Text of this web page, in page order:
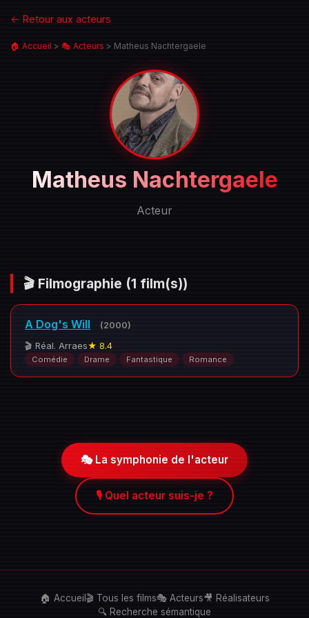
← Retour aux acteurs
🏠 Accueil > 🎭 Acteurs > Matheus Nachtergaele
Portrait
de
Matheus
Matheus Nachtergaele
Acteur
🎬 Filmographie (1 film(s))
A Dog's Will
(2000)
🎬 Réal. Arraes★ 8.4
Comédie Drame Fantastique Romance
🎭 La symphonie de l'acteur
🎙️ Quel acteur suis-je ?
🏠 Accueil 🎬 Tous les films🎭 Acteurs🎥 Réalisateurs
🔍 Recherche sémantique